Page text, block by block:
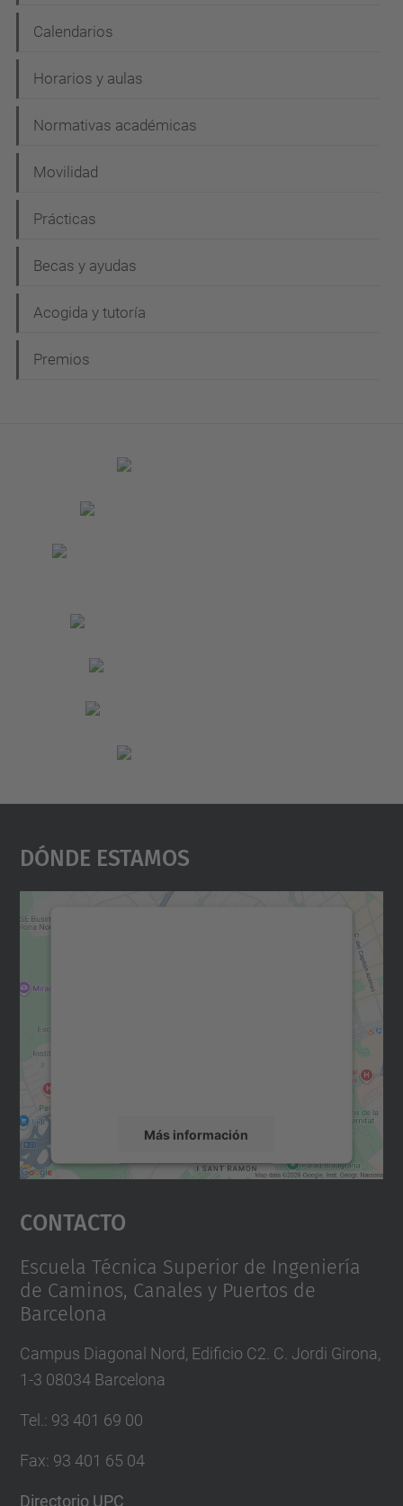
Calendarios
Horarios y aulas
Normativas académicas
Movilidad
Prácticas
Becas y ayudas
Acogida y tutoría
Premios
Dónde Estamos
Más información
Aceptar
powered by
Contacto
Escuela Técnica Superior de Ingeniería
de Caminos, Canales y Puertos de
Barcelona
Campus Diagonal Nord, Edificio C2. C. Jordi Girona,
1-3 08034 Barcelona
Tel. : 93 401 69 00
Fax: 93 401 65 04
Directorio UPC